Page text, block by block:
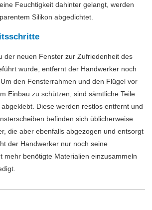
Feuchtigkeit dahinter gelangt, werden
Silikon abgedichtet.
der neuen Fenster zur Zufriedenheit des
wurde, entfernt der Handwerker noch
den Fensterrahmen und den Flügel vor
Einbau zu schützen, sind sämtliche Teile
Diese werden restlos entfernt und
befinden sich üblicherweise
die aber ebenfalls abgezogen und entsorgt
der Handwerker nur noch seine
mehr benötigte Materialien einzusammeln